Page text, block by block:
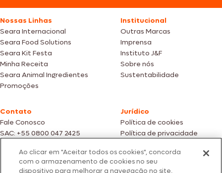
Nossas Linhas
Seara Internacional
Seara Food Solutions
Seara Kit Festa
Minha Receita
Seara Animal Ingredientes
Promoções
Institucional
Outras Marcas
Imprensa
Instituto J&F
Sobre nós
Sustentabilidade
Contato
Fale Conosco
SAC: +55 0800 047 2425
Jurídico
Política de cookies
Política de privacidade
Fotos meramente ilustrativas | Ofertas válidas enquanto durarem os
estoques dos nossos parceiros | Vendas sujeitas a análise e confirmação
Ao clicar em "Aceitar todos os cookies", concorda
com o armazenamento de cookies no seu
dispositivo para melhorar a navegação no site,